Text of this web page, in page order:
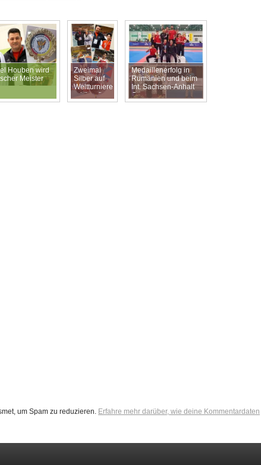
Houben wird
Meister
Zweimal
Silber auf
Weltturniere
erkämpft ,
Medaillenerfolg in
Rumänien und beim
Int. Sachsen-Anhalt
Cup
um Spam zu reduzieren. Erfahre mehr darüber, wie deine Kommentardaten